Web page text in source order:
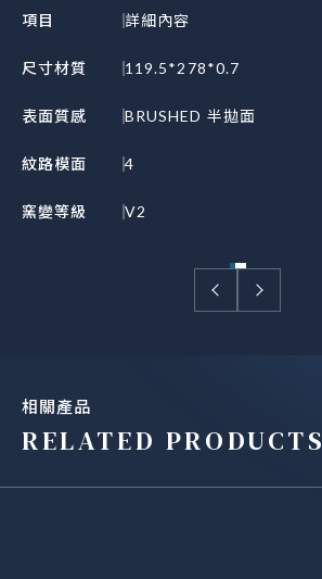
項目 詳細內容
尺寸材質 119.5*278*0.7
表面質感 BRUSHED 半拋面
紋路模面 4
窯變等級 V2
相關產品
RELATED PRODUCTS